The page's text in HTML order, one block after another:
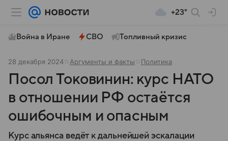
+23°
Война в Иране СВО Топливный кризис
28 декабря 2024 Аргументы и факты Политика
Посол Токовинин: курс НАТО
в отношении РФ остаётся
ошибочным и опасным
Курс альянса ведёт к дальнейшей эскалации